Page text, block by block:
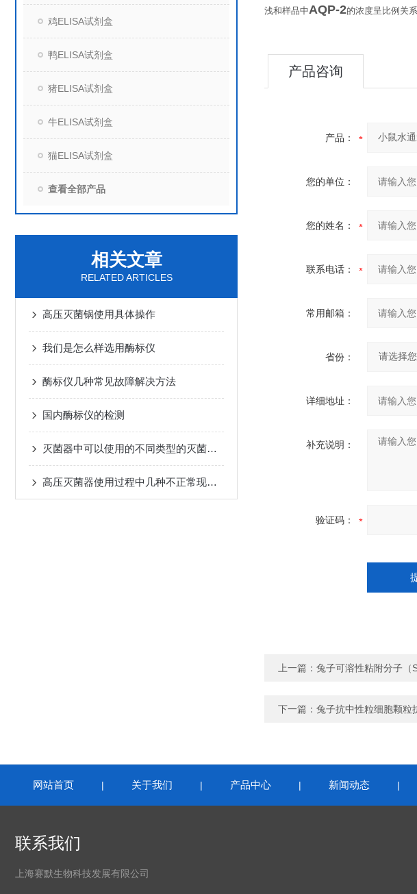
鸡ELISA试剂盒
鸭ELISA试剂盒
猪ELISA试剂盒
牛ELISA试剂盒
猫ELISA试剂盒
查看全部产品
相关文章
RELATED ARTICLES
高压灭菌锅使用具体操作
我们是怎么样选用酶标仪
酶标仪几种常见故障解决方法
国内酶标仪的检测
灭菌器中可以使用的不同类型的灭菌介质有哪些？
高压灭菌器使用过程中几种不正常现象的解析
浅和样品中AQP-2的浓度呈比例关系
产品咨询
产品：
您的单位：
您的姓名：
联系电话：
常用邮箱：
省份：
详细地址：
补充说明：
验证码：
上一篇： 兔子可溶性粘附分子（
下一篇： 兔子抗中性粒细胞颗粒
网站首页 | 关于我们 | 产品中心 | 新闻动态 |
联系我们
上海赛默生物科技发展有限公司